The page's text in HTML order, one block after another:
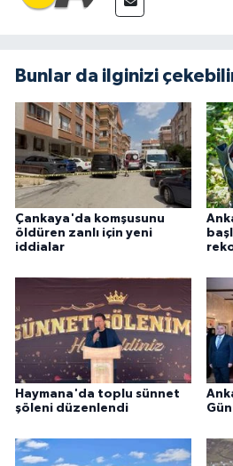
Bunlar da ilginizi
Çankaya'da komşusunu
öldüren zanlı için yeni
iddialar
Haymana'da toplu sünnet
şöleni düzenlendi